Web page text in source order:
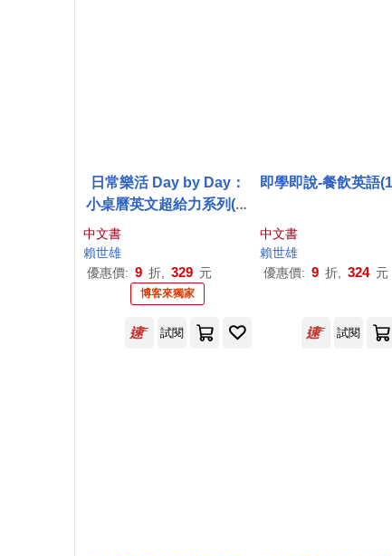
日常樂活 Day by Day：
小桌曆英文超給力系列(獨
家名師專業講解+365 天都
好立線圈裝+別緻外盒+1
DVD+QR Code隨時掃)
中文書
賴世雄
優惠價: 9 折, 329 元
博客來獨家
即學即說-餐飲英語
中文書
賴世雄
優惠價: 9 折, 324 元
試閱 試閱